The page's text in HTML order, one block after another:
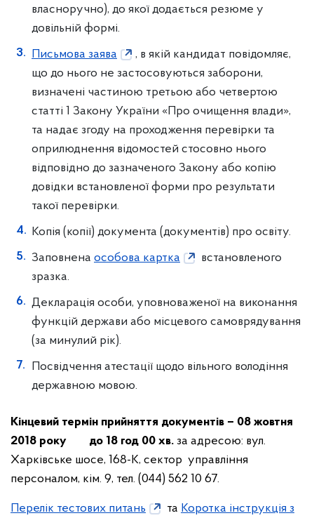
власноручно), до якої додається резюме у
довільній формі.
Письмова заява
, в якій кандидат повідомляє,
що до нього не застосовуються заборони,
визначені частиною третьою або четвертою
статті 1 Закону України «Про очищення влади»,
та надає згоду на проходження перевірки та
оприлюднення відомостей стосовно нього
відповідно до зазначеного Закону або копію
довідки встановленої форми про результати
такої перевірки.
Копія (копії) документа (документів) про освіту.
Заповнена особова картка
встановленого
зразка.
Декларація особи, уповноваженої на виконання
функцій держави або місцевого самоврядування
(за минулий рік).
Посвідчення атестації щодо вільного володіння
державною мовою.
Кінцевий термін прийняття документів – 08 жовтня
2018 року до 18 год 00 хв. за адресою: вул.
Харківське шосе, 168-К, сектор управління
персоналом, кім. 9, тел. (044) 562 10 67.
Перелік тестових питань та Коротка інструкція з